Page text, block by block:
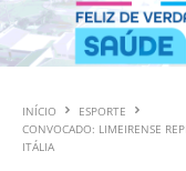
INÍCIO
ESPORTE
CONVOCADO: LIMEIRENSE
ITÁLIA